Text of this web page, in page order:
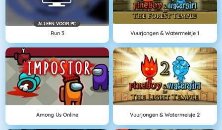
ALLEEN VOOR PC
Run 3 Vuurjongen & Watermeisje 1
Among Us Online Vuurjongen & Watermeisje 2